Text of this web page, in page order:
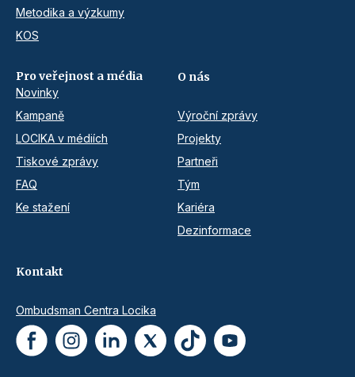
Metodika a výzkumy
KOS
Pro veřejnost a média
Novinky
Kampaně
LOCIKA v médiích
Tiskové zprávy
FAQ
Ke stažení
O nás
Výroční zprávy
Projekty
Partneři
Tým
Kariéra
Dezinformace
Kontakt
Ombudsman Centra Locika